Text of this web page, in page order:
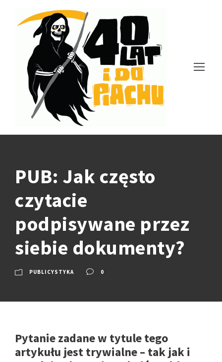
PUB: Jak często
czytacie
podpisywane przez
siebie dokumenty?
PUBLICYSTYKA 0
Pytanie zadane w tytule tego
artykułu jest trywialne – tak jak i